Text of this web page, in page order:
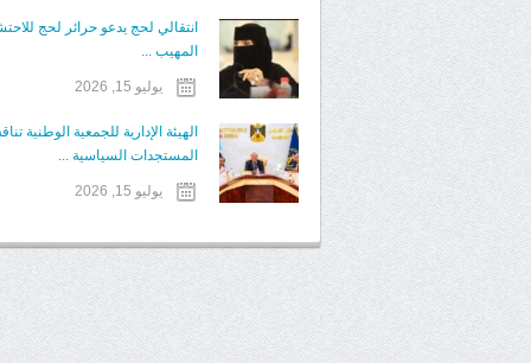
انتقالي لحج يدعو حرائر لحج
المهيب ...
يوليو 15, 2026
الهيئة الإدارية للجمعية الوطنية
المستجدات السياسية ...
يوليو 15, 2026